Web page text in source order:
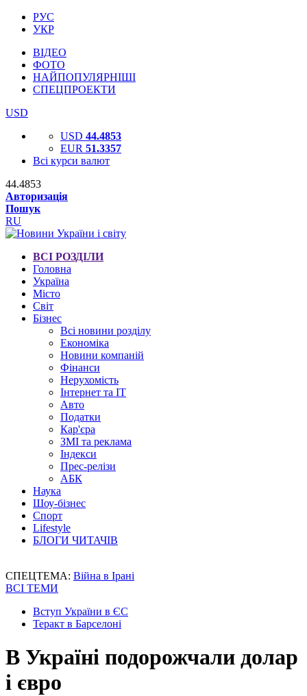
РУС
УКР
ВІДЕО
ФОТО
НАЙПОПУЛЯРНІШІ
СПЕЦПРОЕКТИ
USD
USD 44.4853
EUR 51.3357
Всі курси валют
44.4853
Авторизація
Пошук
RU
ВСІ РОЗДІЛИ
Головна
Україна
Місто
Світ
Бізнес
Всі новини розділу
Економіка
Новини компаній
Фінанси
Нерухомість
Інтернет та IT
Авто
Податки
Кар'єра
ЗМІ та реклама
Індекси
Прес-релізи
АБК
Наука
Шоу-бізнес
Спорт
Lifestyle
БЛОГИ ЧИТАЧІВ
СПЕЦТЕМА: Війна в Ірані
ВСІ ТЕМИ
Вступ України в ЄС
Теракт в Барселоні
В Україні подорожчали долар
і євро